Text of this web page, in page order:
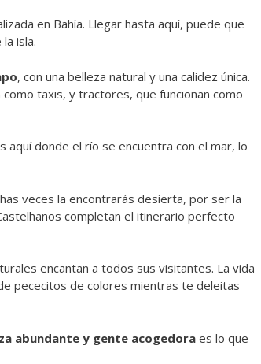
en Bahía. Llegar hasta aquí, puede que
isla.
, con una belleza natural y una calidez única.
taxis, y tractores, que funcionan como
aquí donde el río se encuentra con el mar, lo
veces la encontrarás desierta, por ser la
completan el itinerario perfecto
encantan a todos sus visitantes. La vida
pececitos de colores mientras te deleitas
abundante y gente acogedora es lo que